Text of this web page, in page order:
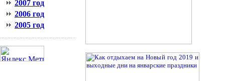
2007 год
2006 год
2005 год